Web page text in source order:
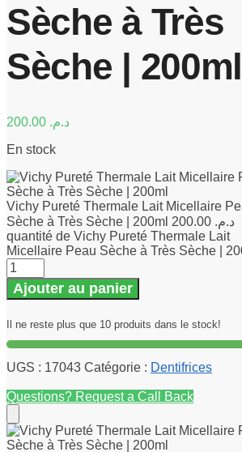
Sèche à Très
Sèche | 200ml
د.م.
En stock
Vichy Pureté Thermale Lait Micellaire
Sèche à Très Sèche | 200ml
د.م.
quantité de Vichy Pureté Thermale Lait
Micellaire Peau Sèche à Très Sèche |
Ajouter au panier
Il ne reste plus que 10 produits dans le stock!
UGS : 17043 Catégorie : Dentifrices
Questions? Request a Call Back